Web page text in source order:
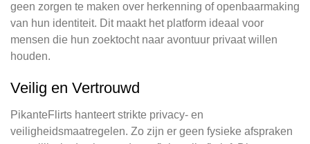
geen zorgen te maken over herkenning of openbaarmaking
van hun identiteit. Dit maakt het platform ideaal voor
mensen die hun zoektocht naar avontuur privaat willen
houden.
Veilig en Vertrouwd
PikanteFlirts hanteert strikte privacy- en
veiligheidsmaatregelen. Zo zijn er geen fysieke afspraken